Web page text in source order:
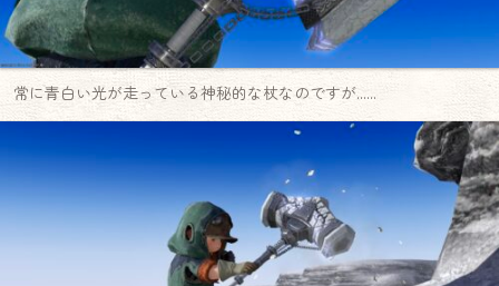
常に青白い光が走っている神秘的な杖なのですが……